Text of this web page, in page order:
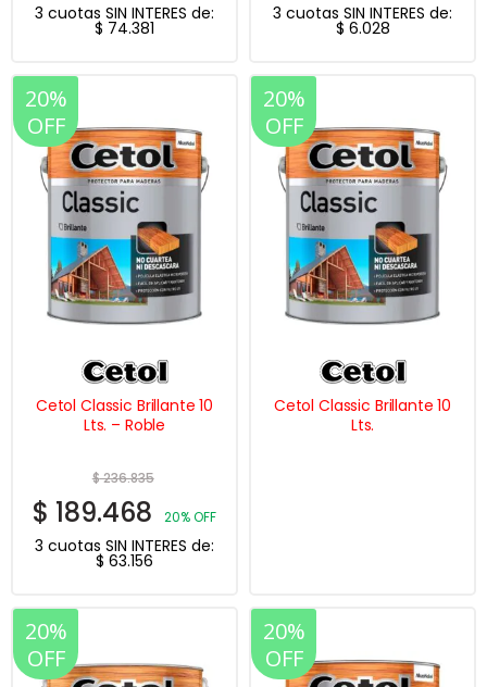
3 cuotas SIN INTERES de:
$ 74.381
3 cuotas SIN INTERES de:
$ 6.028
20%
OFF
Cetol Classic Brillante 10
Lts. – Roble
$236.835
$ 189.468 20% OFF
3 cuotas SIN INTERES de:
$ 63.156
20%
OFF
Cetol Classic Brillante 10
Lts.
20%
OFF
20%
OFF